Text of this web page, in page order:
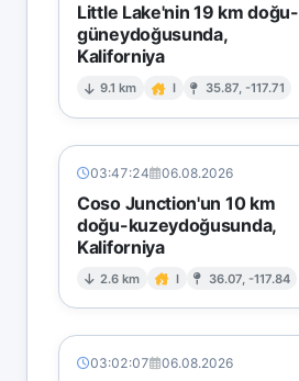
Little Lake'nin 19 km doğu-
güneydoğusunda,
Kaliforniya
9.1 km I 35.87, -117.71
03:47:24 06.08.2026
Coso Junction'un 10 km
doğu-kuzeydoğusunda,
Kaliforniya
2.6 km I 36.07, -117.84
03:02:07 06.08.2026